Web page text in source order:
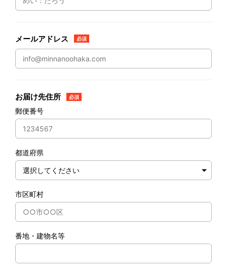
メールアドレス 必須
お届け先住所 必須
郵便番号
都道府県
市区町村
番地・建物名等